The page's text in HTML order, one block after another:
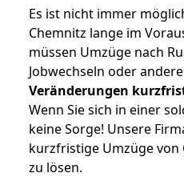
Es ist nicht immer
Chemnitz lange im
müssen Umzüge nach
Jobwechseln oder
Veränderungen
Wenn Sie sich in einer
keine Sorge! Unsere
kurzfristige Umzüge von
zu lösen.